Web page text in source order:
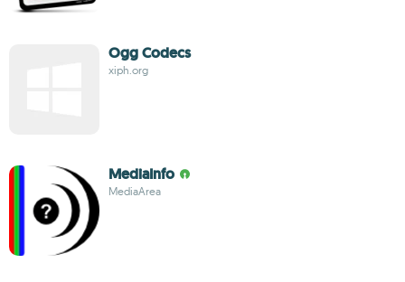
Ogg Codecs
xiph.org
MediaInfo
MediaArea